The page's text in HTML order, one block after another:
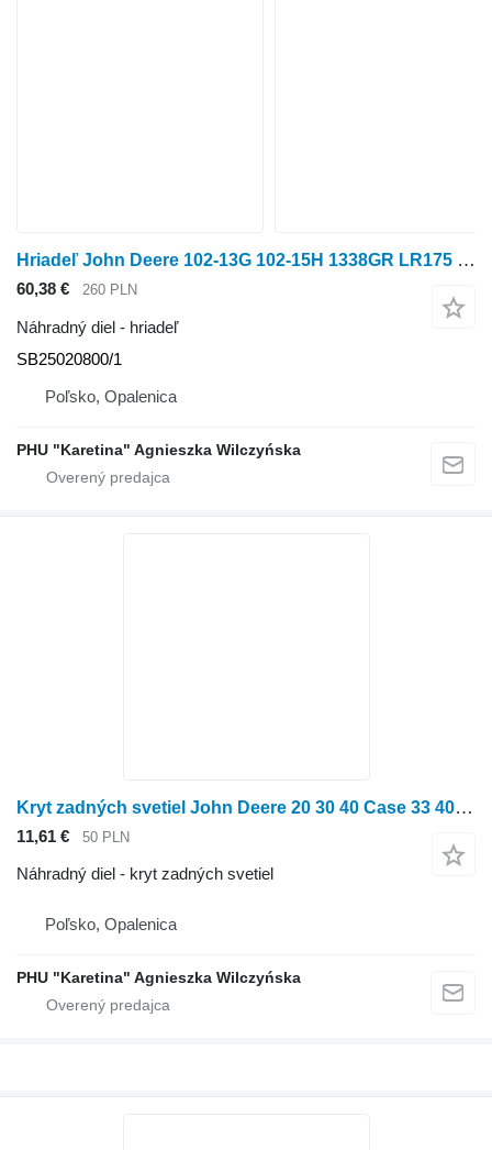
Hriadeľ John Deere 102-13G 102-15H 1338GR LR175 LR175 Wałek SB25020800/1 na traktorovej kosačky John Deere 102-13G 102-15H 1338GR LR175 LR175
60,38 € 260 PLN
Náhradný diel - hriadeľ
SB25020800/1
Poľsko, Opalenica
PHU "Karetina" Agnieszka Wilczyńska
Kryt zadných svetiel John Deere 20 30 40 Case 33 40 44 45 Fendt Farmer 200 Deutz-Fahr DX Klosz L na traktorovej kosačky John Deere 20 30 40
11,61 € 50 PLN
Náhradný diel - kryt zadných svetiel
Poľsko, Opalenica
PHU "Karetina" Agnieszka Wilczyńska